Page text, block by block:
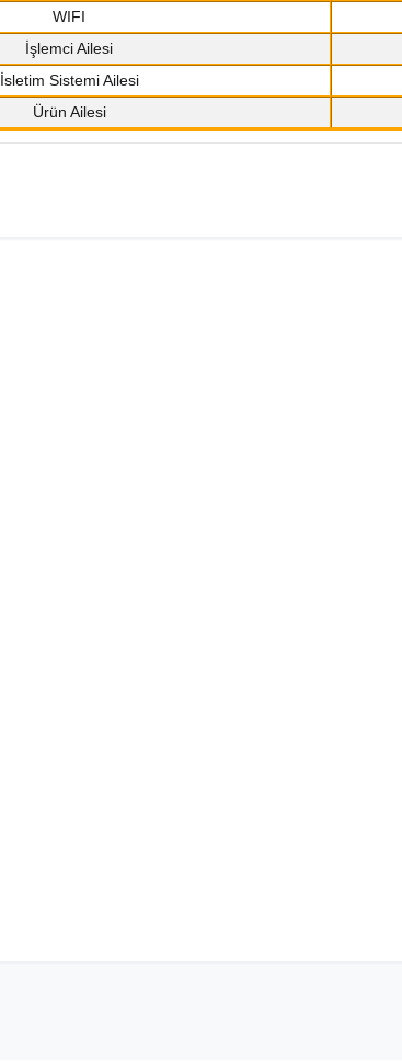
WIFI
İşlemci Ailesi
İsletim Sistemi Ailesi
Ürün Ailesi